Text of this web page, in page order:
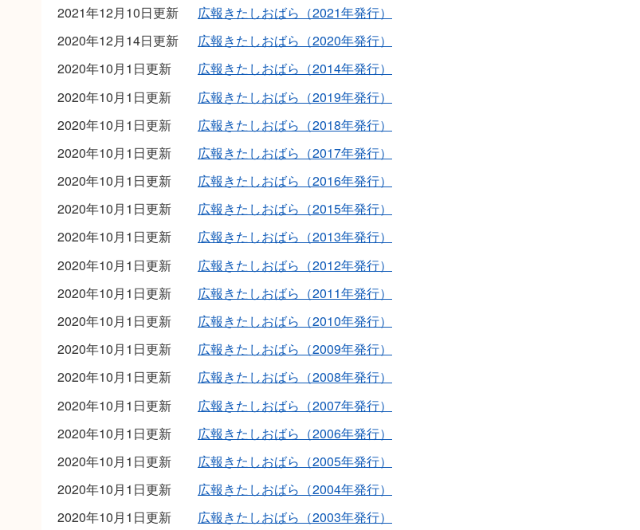
2021年12月10日更新
広報きたしおばら（2021年発行）
2020年12月14日更新
広報きたしおばら（2020年発行）
2020年10月1日更新
広報きたしおばら（2014年発行）
2020年10月1日更新
広報きたしおばら（2019年発行）
2020年10月1日更新
広報きたしおばら（2018年発行）
2020年10月1日更新
広報きたしおばら（2017年発行）
2020年10月1日更新
広報きたしおばら（2016年発行）
2020年10月1日更新
広報きたしおばら（2015年発行）
2020年10月1日更新
広報きたしおばら（2013年発行）
2020年10月1日更新
広報きたしおばら（2012年発行）
2020年10月1日更新
広報きたしおばら（2011年発行）
2020年10月1日更新
広報きたしおばら（2010年発行）
2020年10月1日更新
広報きたしおばら（2009年発行）
2020年10月1日更新
広報きたしおばら（2008年発行）
2020年10月1日更新
広報きたしおばら（2007年発行）
2020年10月1日更新
広報きたしおばら（2006年発行）
2020年10月1日更新
広報きたしおばら（2005年発行）
2020年10月1日更新
広報きたしおばら（2004年発行）
2020年10月1日更新
広報きたしおばら（2003年発行）